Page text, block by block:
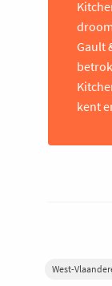
Gault
kent
West-